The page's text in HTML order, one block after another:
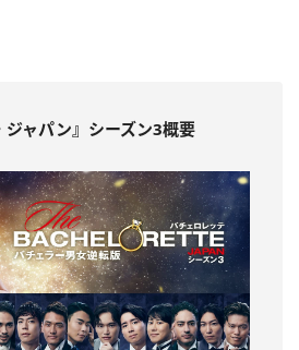
ジャパン』シーズン3概要